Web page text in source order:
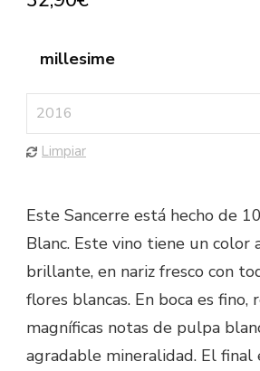
millesime
Limpiar
Este Sancerre está hecho de
Blanc. Este vino tiene un color
brillante, en nariz fresco con
flores blancas. En boca es fino,
magníficas notas de pulpa
agradable mineralidad. El final